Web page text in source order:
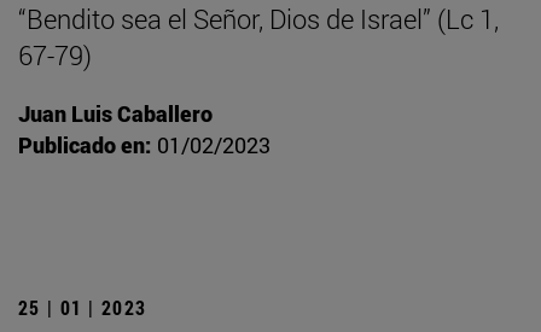
“Bendito sea el Señor, Dios de Israel” (Lc 1,
67-79)
Juan Luis Caballero
Publicado en: 01/02/2023
25 | 01 | 2023